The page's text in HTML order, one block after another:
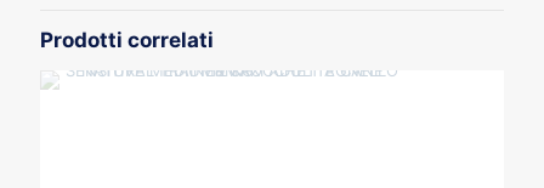
Prodotti correlati